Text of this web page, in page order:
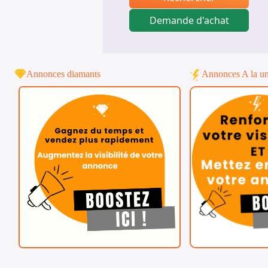
Demande d'achat
Annonces diamants Annonces A la